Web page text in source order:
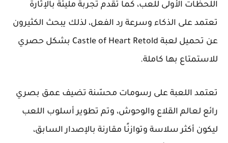
اللحظات الأولى للعب، كما تقدم تجربة مليئة بالإثارة
تعتمد على الذكاء وسرعة رد الفعل، لذلك يبحث الكثيرون
عن تحميل لعبة Castle of Heart Retold بشكل حصري
للاستمتاع بها كاملة.
تعتمد اللعبة على رسومات محسّنة تضيف عمق بصري
رائع لعالم القلاع والوحوش، وتم تطوير أسلوب اللعب
ليكون أكثر سلاسة وتوازنًا مقارنة بالإصدار السابق،